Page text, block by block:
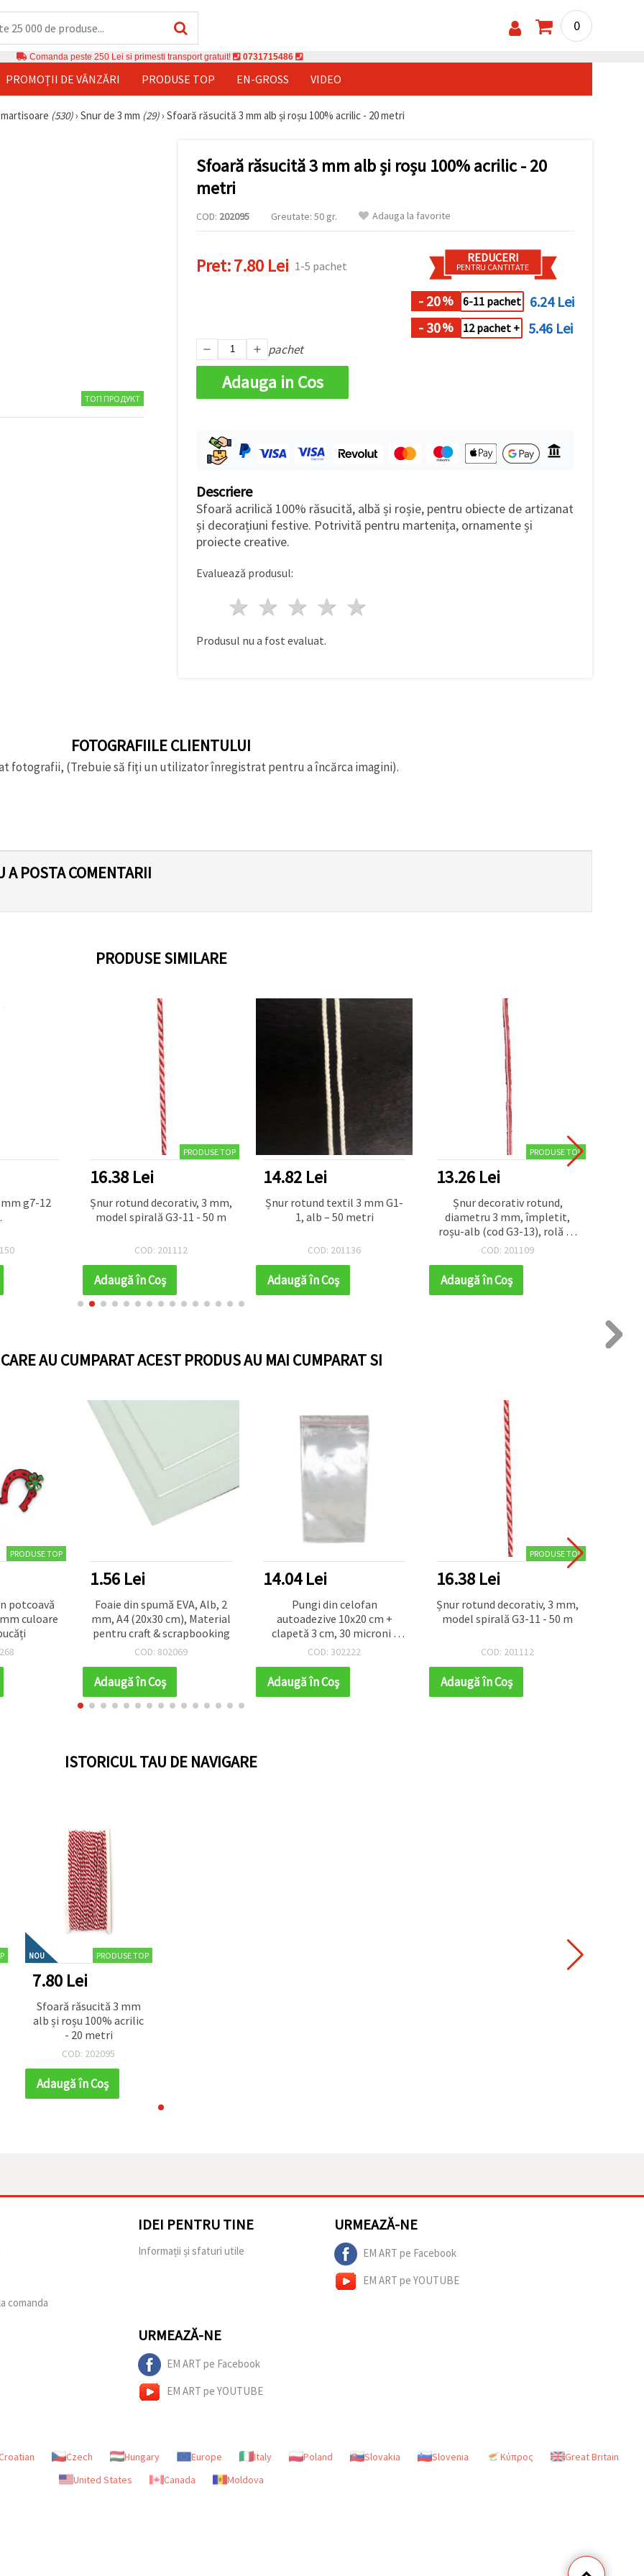
0
Comanda peste 250 Lei si primesti transport gratuit! 0731715486
PROMOȚII DE VÂNZĂRI PRODUSE TOP EN-GROSS VIDEO
(530)› Snur de 3 mm (29)› Sfoară răsucită 3 mm alb și roșu 100% acrilic - 20 metri
ТОП ПРОДУКТ
Sfoară răsucită 3 mm alb și roșu 100% acrilic - 20
metri
COD: 202095 Greutate: 50 gr. Adauga la favorite
Pret:7.80 Lei 1-5 pachet
REDUCERI
PENTRU CANTITATE
- 20% 6-11 pachet
6.24 Lei
- 30% 12 pachet + 5.46 Lei
pachet
Adauga in Cos
Descriere
Sfoară acrilică 100% răsucită, albă și roșie, pentru obiecte de artizanat
și decorațiuni festive. Potrivită pentru martenița, ornamente și
proiecte creative.
Evaluează produsul:
4 stele
3 stele
2 stele
1 stea
Produsul nu a fost evaluat.
FOTOGRAFIILE CLIENTULUI
fotografii, (Trebuie să fiți un utilizator înregistrat pentru a încărca imagini).
POSTA COMENTARII
PRODUSE SIMILARE
g7-12
PRODUSE TOP
16.38 Lei
Șnur rotund decorativ, 3 mm,
model spirală G3-11 - 50 m
COD: 201112
Adaugă în Coş
14.82 Lei
Șnur rotund textil 3 mm G1-
1, alb – 50 metri
COD: 201136
Adaugă în Coş
PRODUSE TOP
13.26 Lei
Șnur decorativ rotund,
diametru 3 mm, împletit,
roșu-alb (cod G3-13), rolă de
50 m – pentru mărțișor,
COD: 201109
Adaugă în Coş
AU CUMPARAT ACEST PRODUS AU MAI CUMPARAT SI
PRODUSE TOP
potcoavă
culoare
1.56 Lei
Foaie din spumă EVA, Alb, 2
mm, A4 (20x30 cm), Material
pentru craft & scrapbooking
COD: 802069
Adaugă în Coş
14.04 Lei
Pungi din celofan
autoadezive 10x20 cm +
clapetă 3 cm, 30 microni -
Set de 200 bucăți
COD: 302222
Adaugă în Coş
PRODUSE TOP
16.38 Lei
Șnur rotund decorativ, 3 mm,
model spirală G3-11 - 50 m
COD: 201112
Adaugă în Coş
ISTORICUL TAU DE NAVIGARE
NOU PRODUSE TOP
7.80 Lei
Sfoară răsucită 3 mm
alb și roșu 100% acrilic
- 20 metri
COD: 202095
Adaugă în Coş
comanda
IDEI PENTRU TINE
Informații și sfaturi utile
URMEAZĂ-NE
EM ART pe Facebook
EM ART pe YOUTUBE
URMEAZĂ-NE
EM ART pe Facebook
EM ART pe YOUTUBE
Czech Hungary Europe Italy Poland Slovakia Slovenia Κύπρος
Great Britain
United States
Canada Moldova